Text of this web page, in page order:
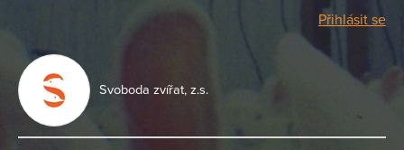
Přihlásit se
Svoboda zvířat, z.s.